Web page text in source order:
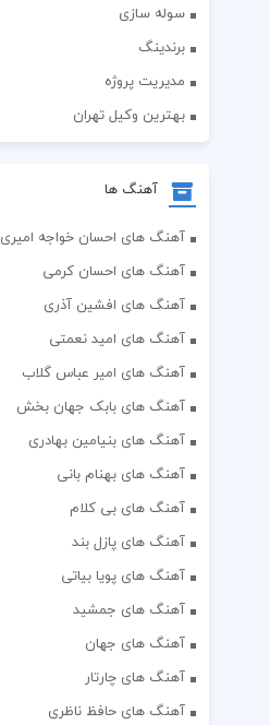
سوله سازی
برندینگ
مدیریت پروژه
بهترین وکیل تهران
آهنگ ها
آهنگ های احسان خواجه امیری
آهنگ های احسان کرمی
آهنگ های افشین آذری
آهنگ های امید نعمتی
آهنگ های امیر عباس گلاب
آهنگ های بابک جهان بخش
آهنگ های بنیامین بهادری
آهنگ های بهنام بانی
آهنگ های بی کلام
آهنگ های پازل بند
آهنگ های پویا بیاتی
آهنگ های جمشید
آهنگ های جهان
آهنگ های چارتار
آهنگ های حافظ ناظری